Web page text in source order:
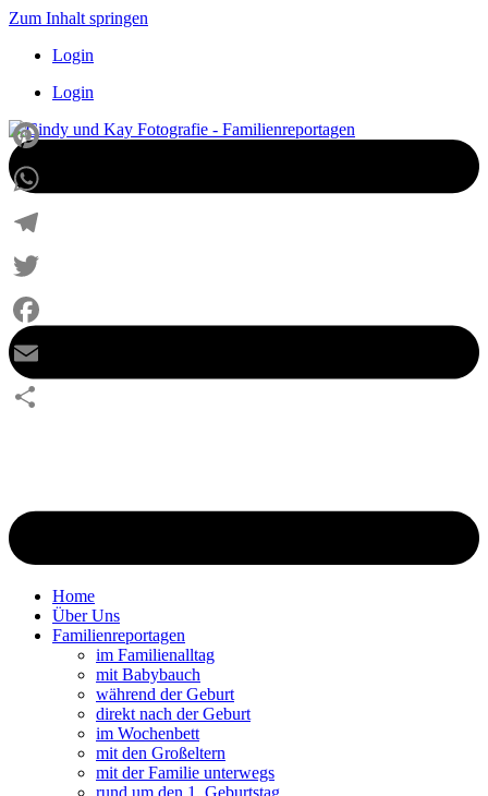
Zum Inhalt springen
Login
Login
Home
Über Uns
Familienreportagen
im Familienalltag
mit Babybauch
während der Geburt
direkt nach der Geburt
im Wochenbett
mit den Großeltern
mit der Familie unterwegs
rund um den 1. Geburtstag
Pinterest
WhatsApp
Telegram
Twitter
Facebook
Email